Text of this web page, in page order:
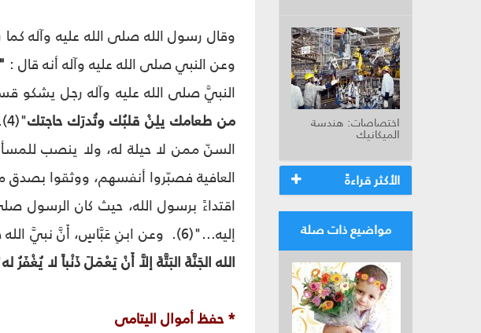
اختصاصات: هندسة
الميكانيك
الأكثر قراءةً
مواضيع ذات صلة
وقال رسول الله صلى الله عليه وآله
وعن النبي صلى الله عليه وآله أنه قال :
النبيَّ صلى الله عليه وآله رجل يشكو
من طعامك يلِنْ قلبُك وتُدرَك حاجتك
السنّ ممن لا حيلة له، ولا ينصب
اقتداءً برسول الله، حيث كان الرسول
إليه..."(6). وعن ابنِ عَبَّاسٍ، أَنَّ نبيَّ الله صلى الله عليه وآله قالَ:
الله الجَنَّةَ البَتَّةَ إلاَّ أَنْ يَعْمَلَ ذَنْباً لا يُغْفَرُ له
* حفظ أموال اليتامى